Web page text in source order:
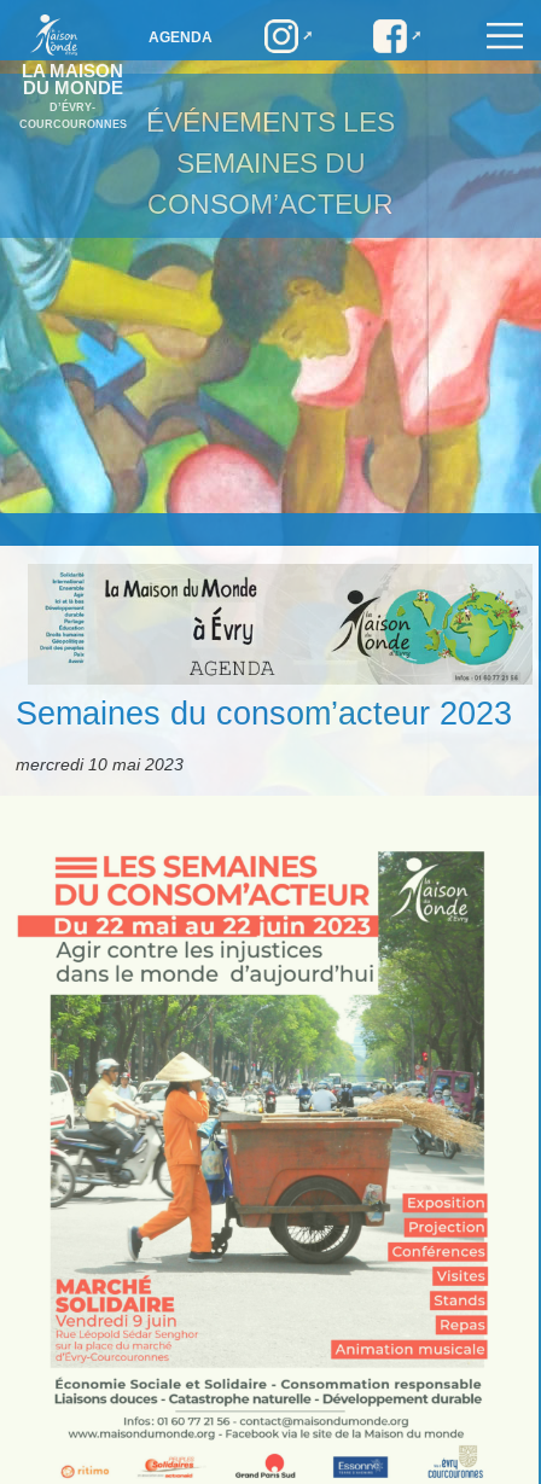
LA MAISON
DU MONDE
D’ÉVRY-
COURCOURONNES
AGENDA
ÉVÉNEMENTS LES
SEMAINES DU
CONSOM’ACTEUR
Semaines du consom’acteur 2023
mercredi 10 mai 2023